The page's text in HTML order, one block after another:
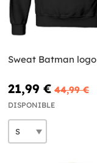
Sweat Batman logo
21,99 € 44,99 €
DISPONIBLE